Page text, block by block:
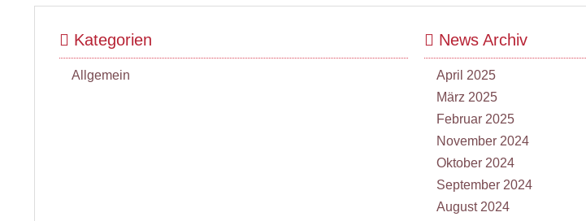
Kategorien
Allgemein
News Archiv
April 2025
März 2025
Februar 2025
November 2024
Oktober 2024
September 2024
August 2024